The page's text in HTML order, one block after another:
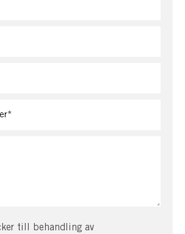
och här lever man ett härligt
till behandling av